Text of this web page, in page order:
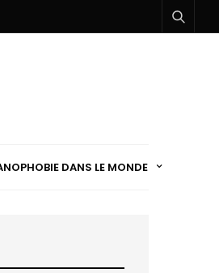
DANS LE MONDE